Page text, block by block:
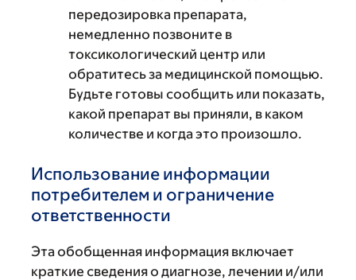
передозировка препарата,
немедленно позвоните в
токсикологический центр или
обратитесь за медицинской помощью.
Будьте готовы сообщить или показать,
какой препарат вы приняли, в каком
количестве и когда это произошло.
Использование информации
потребителем и ограничение
ответственности
Эта обобщенная информация включает
краткие сведения о диагнозе, лечении и/или